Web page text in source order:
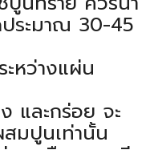
ประมาณ 30-45
ะหว่างแผ่น
และกร่อย จะ
สมปูนเท่านั้น